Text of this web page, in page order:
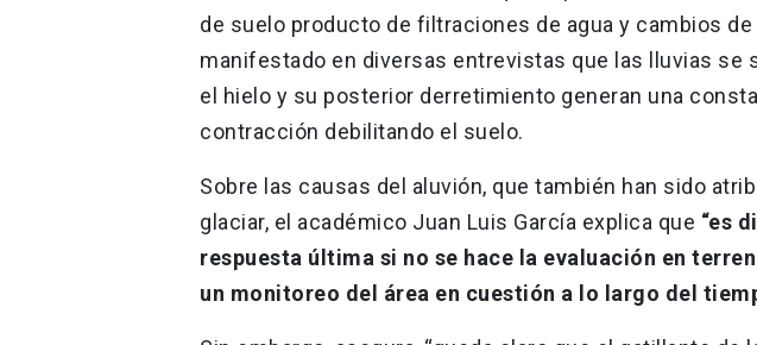
de suelo producto de filtraciones de agua y cambios
manifestado en diversas entrevistas que las lluvias se
el hielo y su posterior derretimiento generan una
contracción debilitando el suelo.
Sobre las causas del aluvión, que también han sido
glaciar, el académico Juan Luis García explica que “es
respuesta última si no se hace la evaluación en
un monitoreo del área en cuestión a lo largo del